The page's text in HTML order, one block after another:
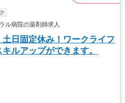
ル病院の薬剤師求人
土日固定休み！ワークライフ
ルアップができます。